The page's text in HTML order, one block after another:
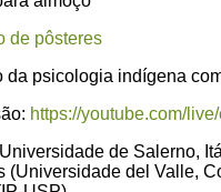
de pôsteres
da psicologia indígena
https://youtube.com/
de Salerno,
(Universidade del Valle,